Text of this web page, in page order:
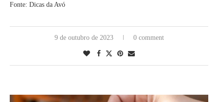
Fonte: Dicas da Avó
9 de outubro de 2023 0 comment